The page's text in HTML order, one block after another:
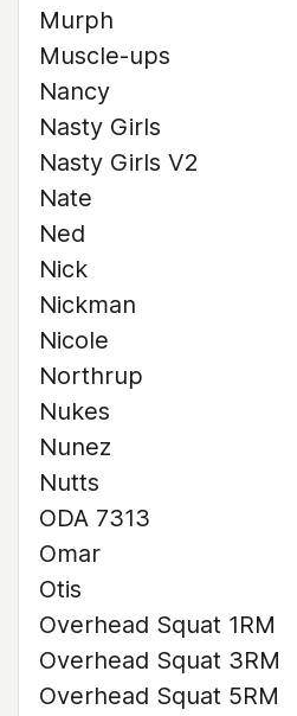
Murph
Muscle-ups
Nancy
Nasty Girls
Nasty Girls V2
Nate
Ned
Nick
Nickman
Nicole
Northrup
Nukes
Nunez
Nutts
ODA 7313
Omar
Otis
Overhead Squat 1RM
Overhead Squat 3RM
Overhead Squat 5RM